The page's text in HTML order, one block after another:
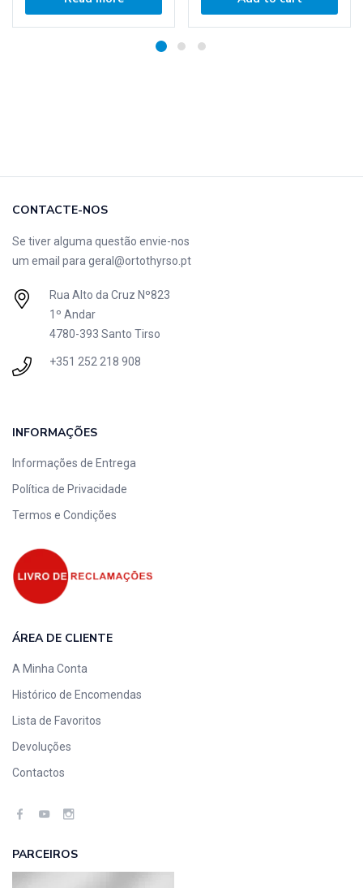
CONTACTE-NOS
Se tiver alguma questão envie-nos
um email para geral@ortothyrso.pt
Rua Alto da Cruz Nº823
1º Andar
4780-393 Santo Tirso
+351 252 218 908
INFORMAÇÕES
Informações de Entrega
Política de Privacidade
Termos e Condições
ÁREA DE CLIENTE
A Minha Conta
Histórico de Encomendas
Lista de Favoritos
Devoluções
Contactos
PARCEIROS